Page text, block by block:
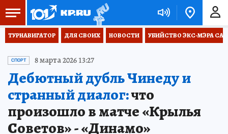
ТУРНАВИГАТОР ДЛЯ СВОИХ НОВОСТИ УБИЙСТВО ЭКС-МЭРА
СПОРТ 8 марта 2026 13:27
Дебютный дубль Чинеду и
странный диалог:что
произошло в матче «Крылья
Советов» - «Динамо»